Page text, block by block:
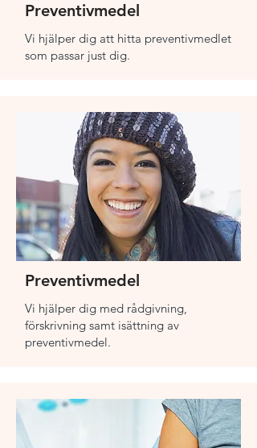
Preventivmedel
Vi hjälper dig att hitta preventivmedlet
som passar just dig.
Preventivmedel
Vi hjälper dig med rådgivning,
förskrivning samt isättning av
preventivmedel.